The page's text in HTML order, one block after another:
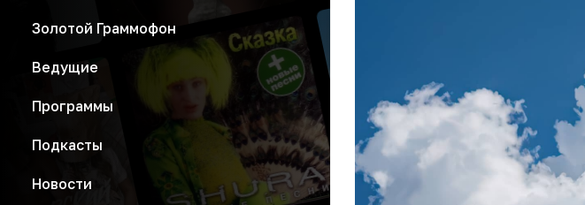
Золотой Граммофон
Ведущие
Программы
Подкасты
Новости